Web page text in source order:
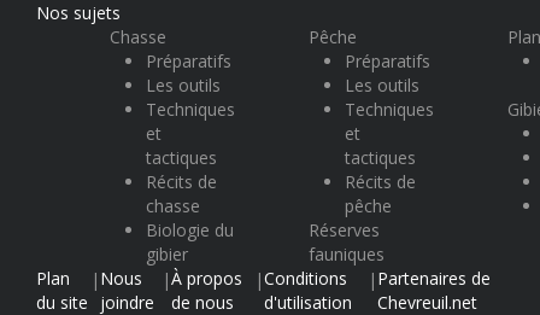
Nos sujets
Chasse
Préparatifs
Les outils
Techniques
et
tactiques
Récits de
chasse
Biologie du
gibier
Pêche
Préparatifs
Les outils
Techniques
et
tactiques
Récits de
pêche
Réserves
fauniques
Plan
du site
| Nous
joindre
|À propos
de nous
|Conditions
d'utilisation
| Partenaires de
Chevreuil.net